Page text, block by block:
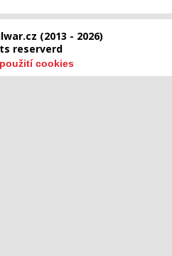
(2013 - 2026)
reserverd
použití cookies